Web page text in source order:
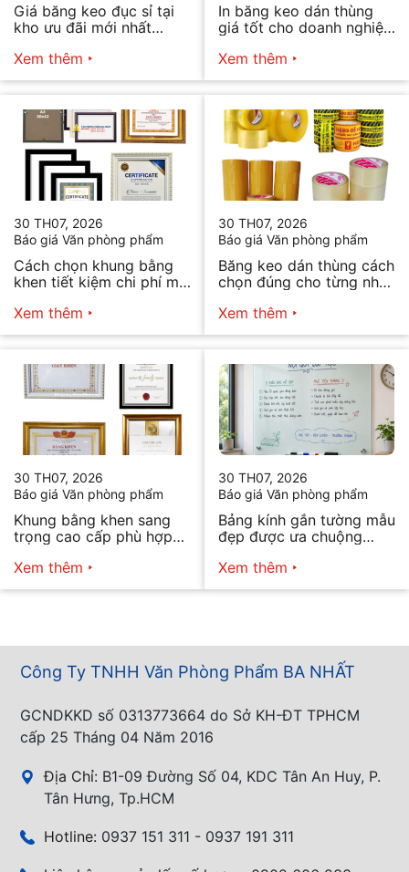
Giá băng keo đục sỉ tại
kho ưu đãi mới nhất
Xem thêm
In băng keo dán thùng
giá tốt cho doanh nghiệp
Xem thêm
30 TH07, 2026
Báo giá Văn phòng phẩm
Cách chọn khung bằng
khen tiết kiệm chi phí mà
Xem thêm
30 TH07, 2026
Báo giá Văn phòng phẩm
Băng keo dán thùng cách
chọn đúng cho từng nhu
Xem thêm
30 TH07, 2026
Báo giá Văn phòng phẩm
Khung bằng khen sang
trọng cao cấp phù hợp
Xem thêm
30 TH07, 2026
Báo giá Văn phòng phẩm
Bảng kính gắn tường mẫu
đẹp được ưa chuộng
Xem thêm
Công Ty TNHH Văn Phòng Phẩm BA NHẤT
GCNDKKD số 0313773664 do Sở KH-ĐT TPHCM
cấp 25 Tháng 04 Năm 2016
Địa Chỉ: B1-09 Đường Số 04, KDC Tân An Huy, P.
Tân Hưng, Tp.HCM
Hotline: 0937 151 311 - 0937 191 311